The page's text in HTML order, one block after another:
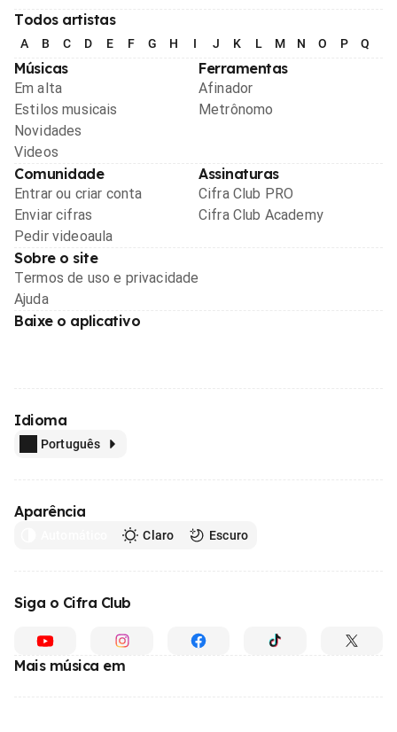
Todos artistas
A B C D E F G H I J K L M N O P Q
Músicas
Em alta
Estilos musicais
Novidades
Videos
Ferramentas
Afinador
Metrônomo
Comunidade
Entrar ou criar conta
Enviar cifras
Pedir videoaula
Assinaturas
Cifra Club PRO
Cifra Club Academy
Sobre o site
Termos de uso e privacidade
Ajuda
Baixe o aplicativo
Idioma
Português
Aparência
Claro Escuro
Siga o Cifra Club
Mais música em